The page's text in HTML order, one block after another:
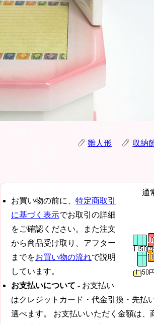
雛人形 収納
通
お買い物の前に、 特定商取引
に基づく表示でお取引の詳細
をご確認ください。また注文
から商品受け取り、アフター
までをお買い物の流れで説明
しています。
お支払いについて - お支払い
はクレジットカード・代金引換・先払
選べます。 お支払いいただく金額は、